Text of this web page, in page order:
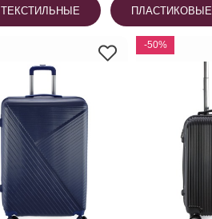
ТЕКСТИЛЬНЫЕ ПЛАСТИКОВЫЕ
-50%